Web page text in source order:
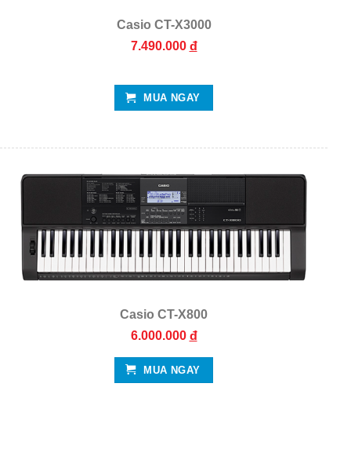
Casio CT-X3000
7.490.000 đ
MUA NGAY
Casio CT-X800
6.000.000 đ
MUA NGAY